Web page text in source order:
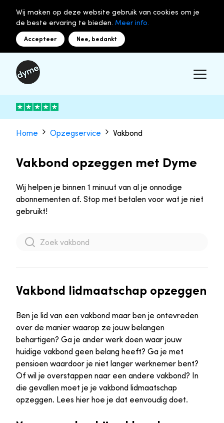
Wij maken op deze website gebruik van cookies om je
de beste ervaring te bieden. Meer info.
Accepteer Nee, bedankt
Home Opzegservice Vakbond
Vakbond opzeggen met Dyme
Wij helpen je binnen 1 minuut van al je onnodige
abonnementen af. Stop met betalen voor wat je niet
gebruikt!
Vakbond lidmaatschap opzeggen
Ben je lid van een vakbond maar ben je ontevreden
over de manier waarop ze jouw belangen
behartigen? Ga je ander werk doen waar jouw
huidige vakbond geen belang heeft? Ga je met
pensioen waardoor je niet langer werknemer bent?
Of wil je overstappen naar een andere vakbond? In
die gevallen moet je je vakbond lidmaatschap
opzeggen. Lees hier hoe je dat eenvoudig doet.